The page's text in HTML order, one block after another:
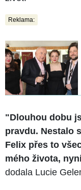
Reklama:
"Dlouhou dobu
pravdu. Nestalo
Felix přes to
mého života,
dodala Lucie